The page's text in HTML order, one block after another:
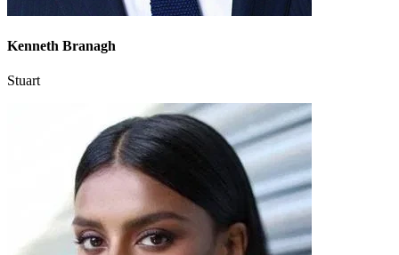
Kenneth Branagh
Stuart